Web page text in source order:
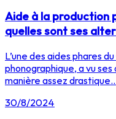
Aide à la production
quelles sont ses
L’une des aides phares
phonographique, a vu
manière assez
30/8/2024